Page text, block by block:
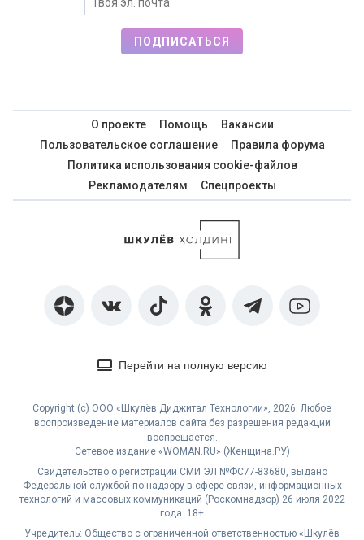
ПОДПИСАТЬСЯ
О проекте Помощь
Вакансии
Пользовательское соглашение
Правила форума
Политика использования cookie-файлов
Рекламодателям
Спецпроекты
Перейти на полную версию
Copyright (с) ООО «Шкулёв Диджитал Технологии», 2026. Любое
воспроизведение материалов сайта без разрешения редакции
воспрещается.
Сетевое издание «WOMAN.RU» (Женщина.РУ)
Свидетельство о регистрации СМИ ЭЛ №ФС77-83680, выдано
Федеральной службой по надзору в сфере связи, информационных
технологий и массовых коммуникаций (Роскомнадзор) 26 июля 2022
года. 18+
Учредитель: Общество с ограниченной ответственностью «Шкулёв